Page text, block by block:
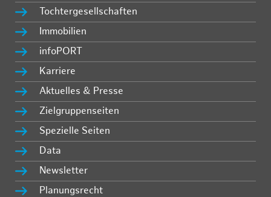
Tochtergesellschaften
Immobilien
infoPORT
Karriere
Aktuelles & Presse
Zielgruppenseiten
Spezielle Seiten
Data
Newsletter
Planungsrecht